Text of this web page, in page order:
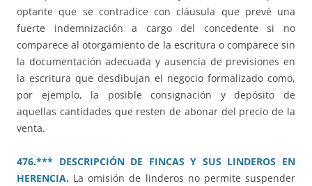
optante que se contradice con cláusula que prevé una
fuerte indemnización a cargo del concedente si no
comparece al otorgamiento de la escritura o comparece sin
la documentación adecuada y ausencia de previsiones en
la escritura que desdibujan el negocio formalizado como,
por ejemplo, la posible consignación y depósito de
aquellas cantidades que resten de abonar del precio de la
venta.
476.*** DESCRIPCIÓN DE FINCAS Y SUS LINDEROS EN
HERENCIA. La omisión de linderos no permite suspender